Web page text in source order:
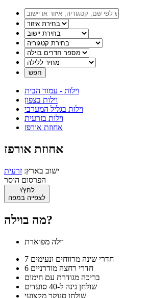
וילות - עמוד הבית
וילות בצפון
וילות בגליל המערבי
וילות בזרעית
אחוזת אורפז
אחוזת אורפז
ישוב בארץ: זרעית
הפרסום הוסר
לחץ/י
לצפייה במפה
מה בוילה?
וילה מפוארת
7 חדרי שינה מרווחים ונעימים
6 חדרי רחצה מודרניים
בריכה מגודרת עם חימום
שולחן גינה ל-40 סועדים
שולחן סנוקר מקצועי